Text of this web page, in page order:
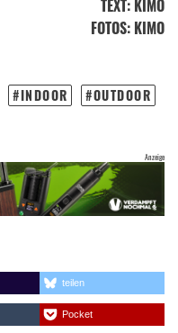
TEXT: KIMO
FOTOS: KIMO
INDOOR OUTDOOR
teilen
Pocket